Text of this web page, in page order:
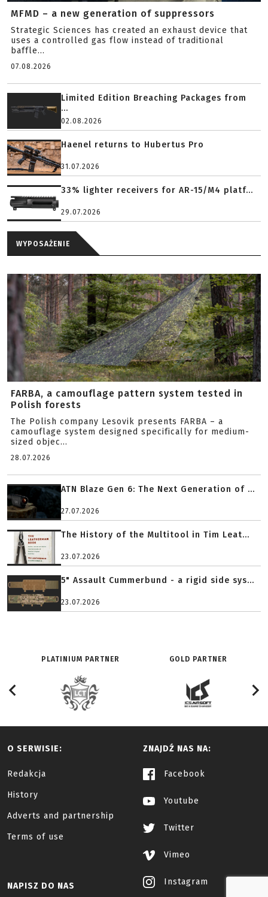
MFMD – a new generation of suppressors
Strategic Sciences has created an exhaust device that
uses a controlled gas flow instead of traditional
baffle...
07.08.2026
Limited Edition Breaching Packages from
...
02.08.2026
Haenel returns to Hubertus Pro
31.07.2026
33% lighter receivers for AR-15/M4 platf...
29.07.2026
WYPOSAŻENIE
FARBA, a camouflage pattern system tested in
Polish forests
The Polish company Lesovik presents FARBA – a
camouflage system designed specifically for medium-
sized objec...
28.07.2026
ATN Blaze Gen 6: The Next Generation of ...
27.07.2026
The History of the Multitool in Tim Leat...
23.07.2026
5" Assault Cummerbund - a rigid side sys...
23.07.2026
PLATINIUM PARTNER GOLD PARTNER
O SERWISIE:
Redakcja
History
Adverts and partnership
Terms of use
ZNAJDŹ NAS NA:
Facebook
Youtube
Twitter
Vimeo
Instagram
NAPISZ DO NAS